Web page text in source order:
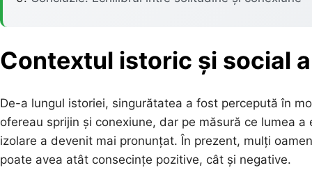
Contextul istoric și social
De-a lungul istoriei, singurătatea a fost percepută în
ofereau sprijin și conexiune, dar pe măsură ce lumea
izolare a devenit mai pronunțat. În prezent, mulți
poate avea atât consecințe pozitive, cât și negative.